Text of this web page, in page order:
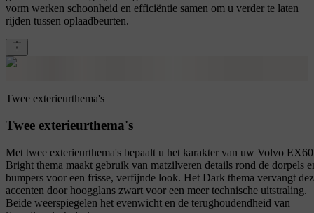
vorm werken schoonheid en efficiëntie samen om u verder te laten
rijden tussen oplaadbeurten.
Twee exterieurthema's
Twee exterieurthema's
Met twee exterieurthema's bepaalt u het karakter van uw Volvo
Bright thema maakt gebruik van matzilveren details rond de dorpels
bumpers voor een frisse, verfijnde look. Het Dark thema vervangt
accenten door hoogglans zwart voor een meer technische uitstraling.
Beide weerspiegelen het evenwicht en de terughoudendheid van